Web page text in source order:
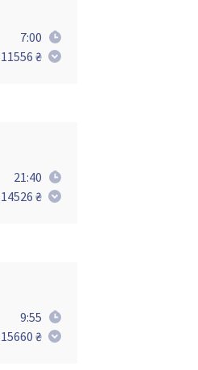
7:00
₴
21:40
₴
9:55
₴